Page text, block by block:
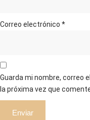
Correo electrónico *
Guarda mi nombre, correo
la próxima vez que